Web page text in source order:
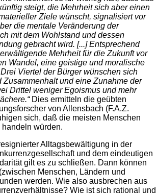
steigt, die Mehrheit sich aber einen
Ziele wünscht, signalisiert vor
die mentale Veränderung der
mit dem Wohlstand und dessen
gebracht wird. [...] Entsprechend
Mehrheit für die Zukunft vor
Wandel, eine geistige und moralische
Viertel der Bürger wünschen sich
Zusammenhalt und eine Zunahme der
Drittel weniger Egoismus und mehr
Dies ermitteln die geübten
von Allensbach (F.A.Z.
sich, daß die meisten Menschen
würden.
Alltagsbewältigung in der
und dem eindeutigen
gilt es zu schließen. Dann können
Menschen, Ländern und
werden. Wie also ausbrechen aus
Wie ist sich rational und